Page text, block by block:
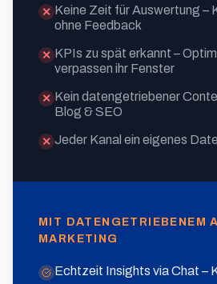
✕ Keine Zeit für Auswertung –
ohne Feedback
✕ KPIs zu spät erkannt –
verpassen ihr Fenster
✕ Kein datengetriebener
Blog & SEO
✕ Jeder Kanal ein eigenes
MIT DATENGETRIEBENEM
MARKETING
Echtzeit Insights via Chat –